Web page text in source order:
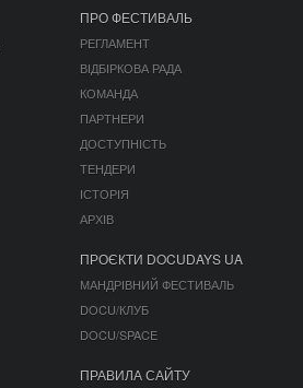
ПРО ФЕСТИВАЛЬ
РЕГЛАМЕНТ
ВІДБІРКОВА РАДА
КОМАНДА
ПАРТНЕРИ
ДОСТУПНІСТЬ
ТЕНДЕРИ
ІСТОРІЯ
АРХІВ
ПРОЄКТИ DOCUDAYS UA
МАНДРІВНИЙ ФЕСТИВАЛЬ
DOCU/КЛУБ
DOCU/SPACE
ПРАВИЛА САЙТУ